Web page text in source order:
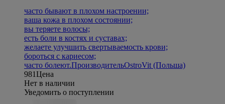
часто бывают в плохом настроении;
ваша кожа в плохом состоянии;
вы теряете волосы;
есть боли в костях и суставах;
желаете улучшить свертываемость крови;
бороться с кариесом;
часто болеют.ПроизводительOstroVit (Польша)
981Цена
Нет в наличии
Уведомить о поступлении